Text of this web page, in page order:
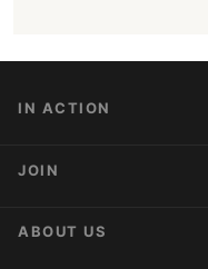
IN ACTION
JOIN
Activist Network
ABOUT US